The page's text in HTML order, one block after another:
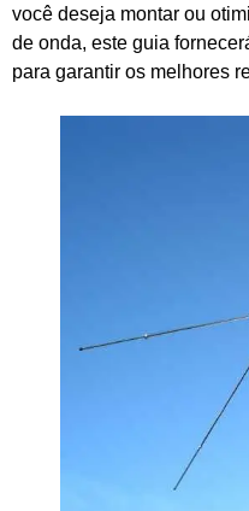
você deseja montar ou
de onda, este guia
para garantir os melhores